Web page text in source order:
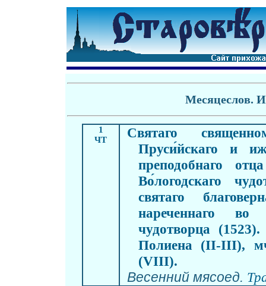
Месяцеслов.
1
ЧТ
Святаго
Пруси́йскаго и
преподобнаго
Во́логодскаго
святаго
нареченнаго во
чудотворца
Полиена (II-III),
(VIII).
Весенний мясоед.